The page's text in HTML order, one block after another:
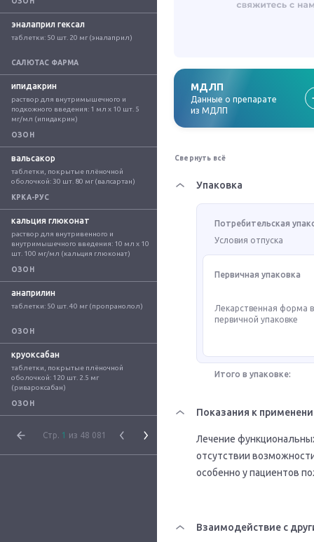
эналаприл гексал
таблетки: 50 шт. 20 мг (эналаприл)
САЛЮТАС ФАРМА
ипидакрин
раствор для внутримышечного и
подкожного введения: 1 мл x 10 шт. 5
мг/мл (ипидакрин)
ОЗОН
вальсакор
таблетки, покрытые плёночной
оболочкой: 30 шт. 80 мг (валсартан)
КРКА-РУС
кальция глюконат
раствор для внутривенного и
внутримышечного введения: 10 мл x 10
шт. 100 мг/мл (кальция глюконат)
ОЗОН
анаприлин
таблетки: 50 шт. 40 мг (пропранолол)
ОЗОН
круоксабан
таблетки, покрытые плёночной
оболочкой: 120 шт. 2.5 мг
(ривароксабан)
ОЗОН
Стр. 1 из 48 081
МДЛП
Данные о препарате
из МДЛП
Свернуть всё
Упаковка
Потребительская
Условия отпуска
Первичная упаковка
Лекарственная форма
первичной упаковке
Итого в упаковке:
Показания к
Лечение
отсутствии
особенно у пациентов
Взаимодействие с